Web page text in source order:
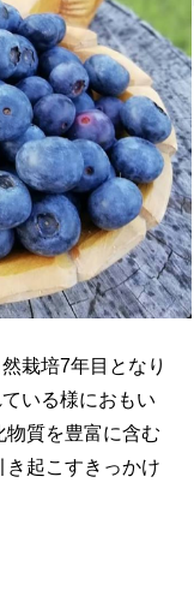
栽培7年目となり
いる様におもい
物質を豊富に含む
起こすきっかけ